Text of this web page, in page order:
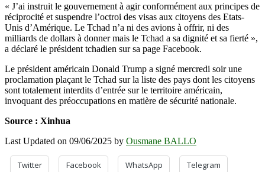
« J’ai instruit le gouvernement à agir conformément aux principes de
réciprocité et suspendre l’octroi des visas aux citoyens des Etats-
Unis d’Amérique. Le Tchad n’a ni des avions à offrir, ni des
milliards de dollars à donner mais le Tchad a sa dignité et sa fierté »,
a déclaré le président tchadien sur sa page Facebook.
Le président américain Donald Trump a signé mercredi soir une
proclamation plaçant le Tchad sur la liste des pays dont les citoyens
sont totalement interdits d’entrée sur le territoire américain,
invoquant des préoccupations en matière de sécurité nationale.
Source : Xinhua
Last Updated on 09/06/2025 by Ousmane BALLO
Twitter Facebook WhatsApp Telegram